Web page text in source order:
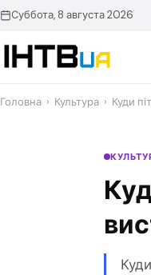
Суббота, 8 августа 2026
Головна › Культура › Куди